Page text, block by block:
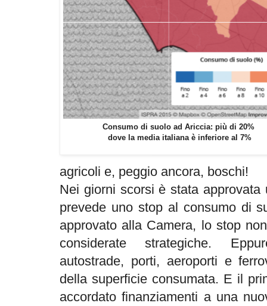
Consumo di suolo ad Ariccia: più di 20%
dove la media italiana è inferiore al 7%
agricoli e, peggio ancora, boschi!
Nei giorni scorsi è stata
prevede uno stop al consumo di
approvato alla Camera, lo stop
considerate strategiche.
autostrade, porti, aeroporti e
della superficie consumata. E il
accordato finanziamenti a una